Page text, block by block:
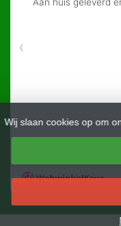
Wij slaan cookies op om